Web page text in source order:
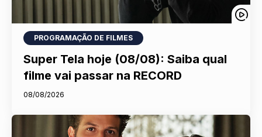
PROGRAMAÇÃO DE FILMES
Super Tela hoje (08/08): Saiba qual
filme vai passar na RECORD
08/08/2026